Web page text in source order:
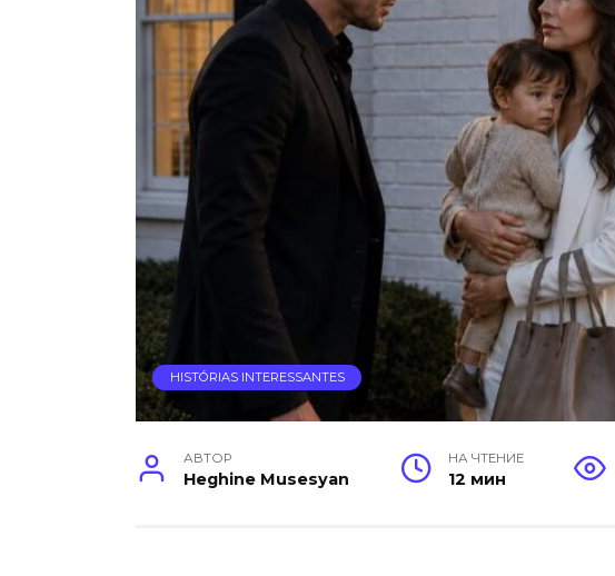
HISTÓRIAS INTERESSANTES
АВТОР
Heghine Musesyan
НА ЧТЕНИЕ
12 мин